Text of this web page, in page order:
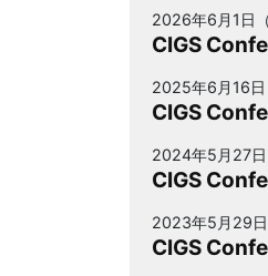
2026年6月1日
CIGS
2025年6月16
CIGS
2024年5月27
CIGS
2023年5月29
CIGS